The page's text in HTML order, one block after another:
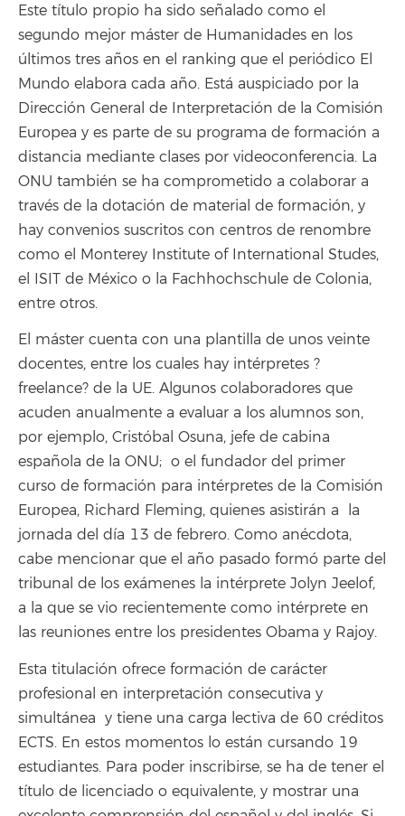
Este título propio ha sido señalado como el
segundo mejor máster de Humanidades en los
últimos tres años en el ranking que el periódico El
Mundo elabora cada año. Está auspiciado por la
Dirección General de Interpretación de la Comisión
Europea y es parte de su programa de formación a
distancia mediante clases por videoconferencia. La
ONU también se ha comprometido a colaborar a
través de la dotación de material de formación, y
hay convenios suscritos con centros de renombre
como el Monterey Institute of International Studes,
el ISIT de México o la Fachhochschule de Colonia,
entre otros.
El máster cuenta con una plantilla de unos veinte
docentes, entre los cuales hay intérpretes ?
freelance? de la UE. Algunos colaboradores que
acuden anualmente a evaluar a los alumnos son,
por ejemplo, Cristóbal Osuna, jefe de cabina
española de la ONU; o el fundador del primer
curso de formación para intérpretes de la Comisión
Europea, Richard Fleming, quienes asistirán a la
jornada del día 13 de febrero. Como anécdota,
cabe mencionar que el año pasado formó parte del
tribunal de los exámenes la intérprete Jolyn Jeelof,
a la que se vio recientemente como intérprete en
las reuniones entre los presidentes Obama y Rajoy.
Esta titulación ofrece formación de carácter
profesional en interpretación consecutiva y
simultánea y tiene una carga lectiva de 60 créditos
ECTS. En estos momentos lo están cursando 19
estudiantes. Para poder inscribirse, se ha de tener el
título de licenciado o equivalente, y mostrar una